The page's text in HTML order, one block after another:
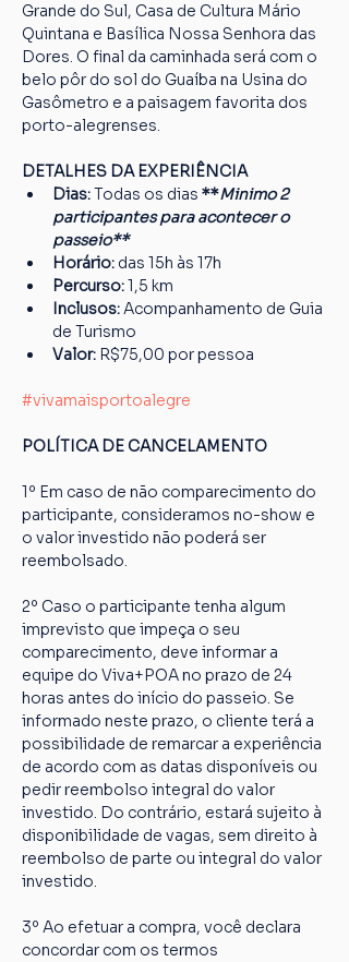
Grande do Sul, Casa de Cultura Mário
Quintana e Basílica Nossa Senhora das
Dores. O final da caminhada será com o
belo pôr do sol do Guaíba na Usina do
Gasômetro e a paisagem favorita dos
porto-alegrenses.
DETALHES DA EXPERIÊNCIA
Dias: Todas os dias **Minimo 2
participantes para acontecer o
passeio**
Horário: das 15h às 17h
Percurso: 1,5 km
Inclusos: Acompanhamento de Guia
de Turismo
Valor: R$75,00 por pessoa
#vivamaisportoalegre
POLÍTICA DE CANCELAMENTO
1º Em caso de não comparecimento do
participante, consideramos no-show e
o valor investido não poderá ser
reembolsado.
2º Caso o participante tenha algum
imprevisto que impeça o seu
comparecimento, deve informar a
equipe do Viva+POA no prazo de 24
horas antes do início do passeio. Se
informado neste prazo, o cliente terá a
possibilidade de remarcar a experiência
de acordo com as datas disponíveis ou
pedir reembolso integral do valor
investido. Do contrário, estará sujeito à
disponibilidade de vagas, sem direito à
reembolso de parte ou integral do valor
investido.
3º Ao efetuar a compra, você declara
concordar com os termos